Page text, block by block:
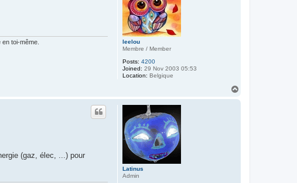
leelou
Membre / Member
Posts: 4200
Joined: 29 Nov 2003 05:53
Location: Belgique
toi-même.
Latinus
Admin
(gaz, élec, ...) pour